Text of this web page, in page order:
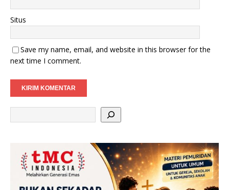
Situs
Save my name, email, and website in this browser for the
next time I comment.